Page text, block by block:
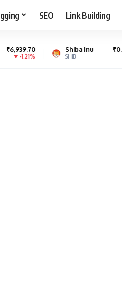
SEO Link Building
Shiba Inu ₹0.000447
SHIB